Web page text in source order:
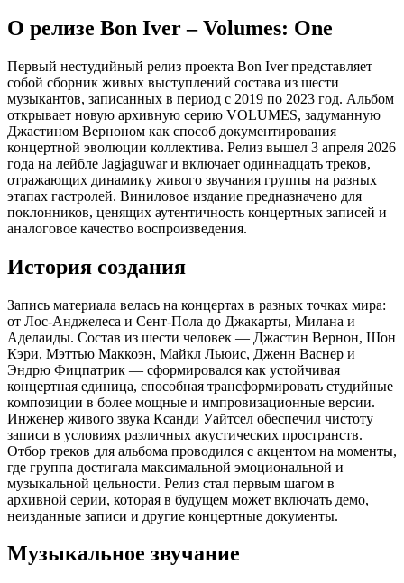
Concerts
2019-
О релизе Bon Iver – Volumes: One
Первый нестудийный релиз проекта Bon Iver представляет
собой сборник живых выступлений состава из шести
музыкантов, записанных в период с 2019 по 2023 год. Альбом
открывает новую архивную серию VOLUMES, задуманную
Джастином Верноном как способ документирования
концертной эволюции коллектива. Релиз вышел 3 апреля 2026
года на лейбле Jagjaguwar и включает одиннадцать треков,
отражающих динамику живого звучания группы на разных
этапах гастролей. Виниловое издание предназначено для
поклонников, ценящих аутентичность концертных записей и
аналоговое качество воспроизведения.
История создания
Запись материала велась на концертах в разных точках мира:
от Лос-Анджелеса и Сент-Пола до Джакарты, Милана и
Аделаиды. Состав из шести человек — Джастин Вернон, Шон
Кэри, Мэттью Маккоэн, Майкл Льюис, Дженн Васнер и
Эндрю Фицпатрик — сформировался как устойчивая
концертная единица, способная трансформировать студийные
композиции в более мощные и импровизационные версии.
Инженер живого звука Ксанди Уайтсел обеспечил чистоту
записи в условиях различных акустических пространств.
Отбор треков для альбома проводился с акцентом на моменты,
где группа достигала максимальной эмоциональной и
музыкальной цельности. Релиз стал первым шагом в
архивной серии, которая в будущем может включать демо,
неизданные записи и другие концертные документы.
Музыкальное звучание